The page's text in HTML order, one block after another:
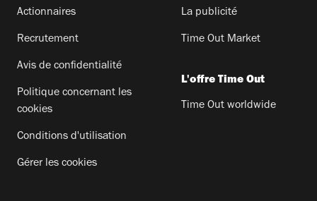
Actionnaires
Recrutement
Avis de confidentialité
Politique concernant les
cookies
Conditions d'utilisation
Gérer les cookies
La publicité
Time Out Market
L'offre Time Out
Time Out worldwide